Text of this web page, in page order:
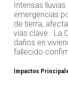
Intensas
emergencias
de tierra,
vías clave. La
daños en
fallecido
Impactos